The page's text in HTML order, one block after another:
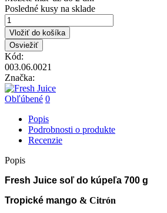
Posledné kusy na sklade
Vložiť do košíka
Kód:
003.06.0021
Značka:
Obľúbené 0
Popis
Podrobnosti o produkte
Recenzie
Popis
Fresh Juice soľ do kúpeľa 700 g
Tropické mango & Citrón